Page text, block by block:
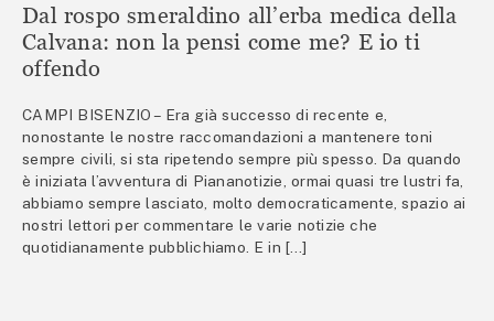
Dal rospo smeraldino all’erba medica della
Calvana: non la pensi come me? E io ti
offendo
CAMPI BISENZIO – Era già successo di recente e,
nonostante le nostre raccomandazioni a mantenere toni
sempre civili, si sta ripetendo sempre più spesso. Da quando
è iniziata l’avventura di Piananotizie, ormai quasi tre lustri fa,
abbiamo sempre lasciato, molto democraticamente, spazio ai
nostri lettori per commentare le varie notizie che
quotidianamente pubblichiamo. E in […]